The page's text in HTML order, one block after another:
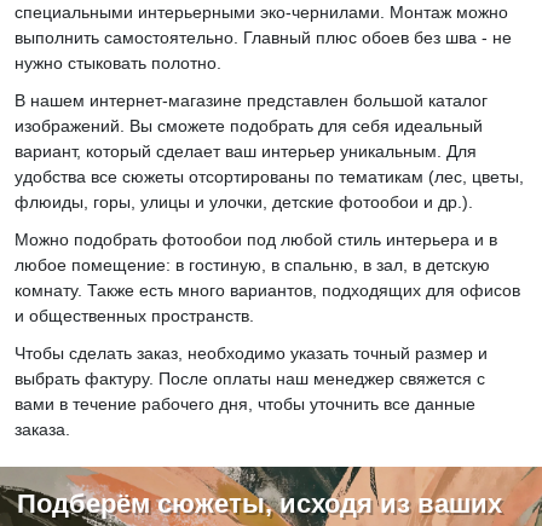
специальными интерьерными эко-чернилами. Монтаж можно
выполнить самостоятельно. Главный плюс обоев без шва - не
нужно стыковать полотно.
В нашем интернет-магазине представлен большой каталог
изображений. Вы сможете подобрать для себя идеальный
вариант, который сделает ваш интерьер уникальным. Для
удобства все сюжеты отсортированы по тематикам (лес, цветы,
флюиды, горы, улицы и улочки, детские фотообои и др.).
Можно подобрать фотообои под любой стиль интерьера и в
любое помещение: в гостиную, в спальню, в зал, в детскую
комнату. Также есть много вариантов, подходящих для офисов
и общественных пространств.
Чтобы сделать заказ, необходимо указать точный размер и
выбрать фактуру. После оплаты наш менеджер свяжется с
вами в течение рабочего дня, чтобы уточнить все данные
заказа.
Подберём сюжеты, исходя из ваших